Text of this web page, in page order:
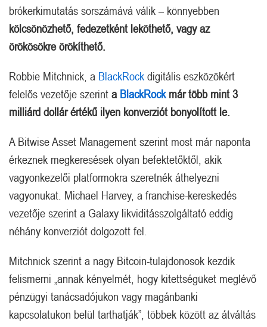
brókerkimutatás sorszámává válik – könnyebben
kölcsönözhető, fedezetként leköthető, vagy az
örökösökre örökíthető.
Robbie Mitchnick, a BlackRock digitális eszközökért
felelős vezetője szerint a BlackRockmár több mint 3
milliárd dollár értékű ilyen konverziót bonyolított le.
A Bitwise Asset Management szerint most már naponta
érkeznek megkeresések olyan befektetőktől, akik
vagyonkezelői platformokra szeretnék áthelyezni
vagyonukat. Michael Harvey, a franchise-kereskedés
vezetője szerint a Galaxy likviditásszolgáltató eddig
néhány konverziót dolgozott fel.
Mitchnick szerint a nagy Bitcoin-tulajdonosok kezdik
felismerni „annak kényelmét, hogy kitettségüket meglévő
pénzügyi tanácsadójukon vagy magánbanki
kapcsolatukon belül tarthatják”, többek között az átváltás